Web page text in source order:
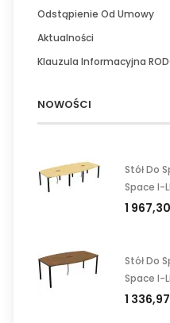
Odstąpienie Od Umowy
Aktualności
Klauzula Informacyjna
NOWOŚCI
Stół Do
Space I-
1
Stół Do
Space I-
1 336,97